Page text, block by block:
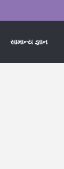
સામાન્ય જ્ઞાન